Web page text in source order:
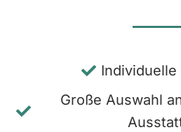
Individuelle
Große Auswahl